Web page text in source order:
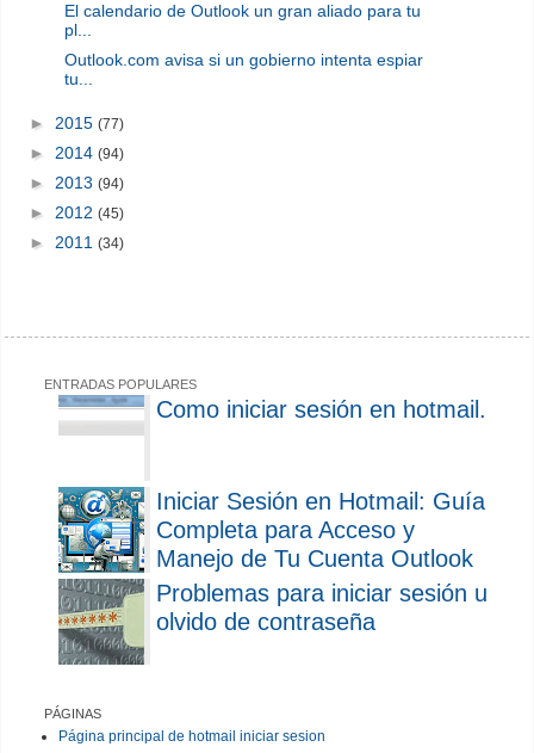
El calendario de Outlook un gran aliado para tu
pl...
Outlook.com avisa si un gobierno intenta espiar
tu...
► 2015 (77)
► 2014 (94)
► 2013 (94)
► 2012 (45)
► 2011 (34)
ENTRADAS POPULARES
Como iniciar sesión en hotmail.
Iniciar Sesión en Hotmail: Guía
Completa para Acceso y
Manejo de Tu Cuenta Outlook
Problemas para iniciar sesión u
olvido de contraseña
PÁGINAS
Página principal de hotmail iniciar sesion